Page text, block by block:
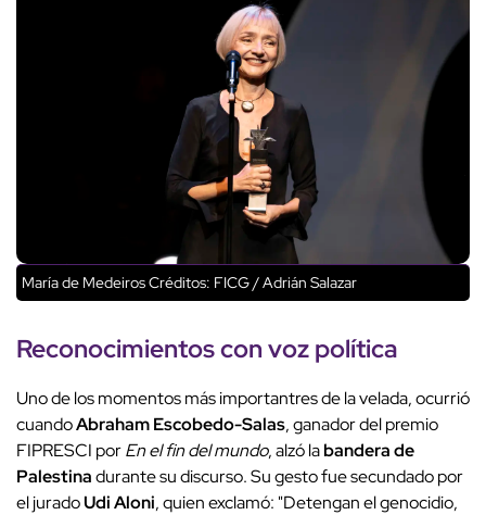
María de MedeirosCréditos: FICG / Adrián Salazar
Reconocimientos con voz política
Uno de los momentos más importantres de la velada, ocurrió
cuandoAbraham Escobedo-Salas, ganador del premio
FIPRESCI porEn el fin del mundo, alzó labandera de
Palestinadurante su discurso. Su gesto fue secundado por
el juradoUdi Aloni, quien exclamó: "Detengan el genocidio,